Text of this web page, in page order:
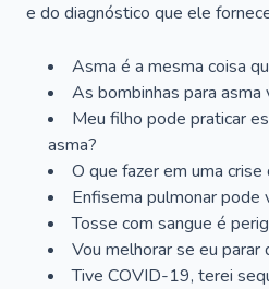
e do diagnóstico que ele
Asma é a mesma coisa
As bombinhas para asma
Meu filho pode praticar
asma?
O que fazer em uma
Enfisema pulmonar pode
Tosse com sangue é
Vou melhorar se eu parar
Tive COVID-19, terei